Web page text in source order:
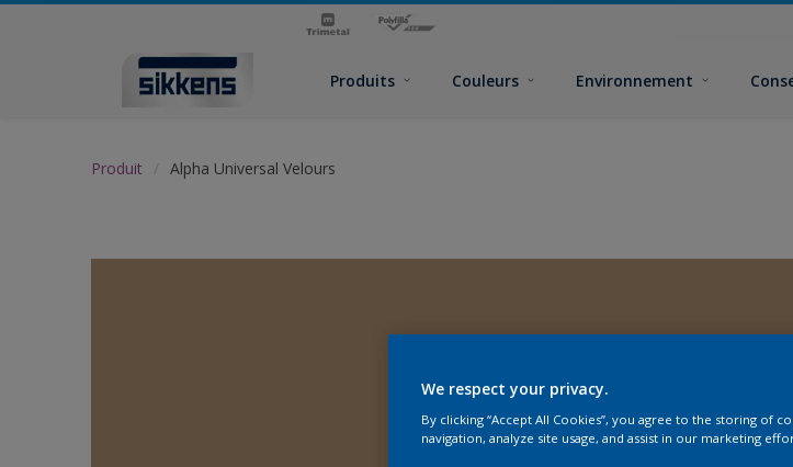
Produits Couleurs Environnement
Produit Alpha Universal Velours
We respect your privacy.
By clicking “Accept All Cookies”, you agree to the storing of
navigation, analyze site usage, and assist in our marketing